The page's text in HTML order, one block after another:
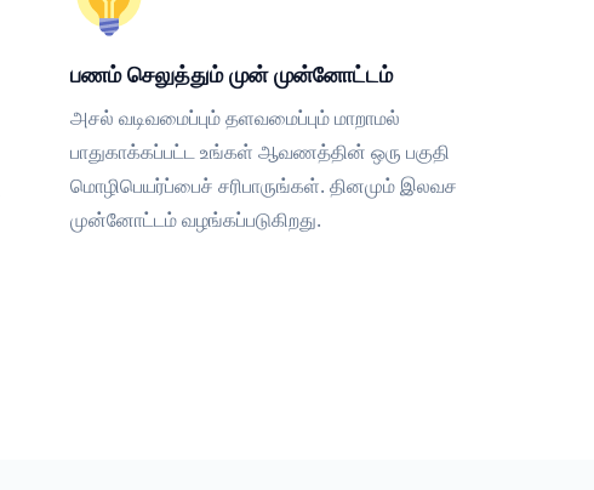
பணம் செலுத்தும் முன் முன்னோட்டம்
அசல் வடிவமைப்பும் தளவமைப்பும் மாறாமல்
பாதுகாக்கப்பட்ட உங்கள் ஆவணத்தின் ஒரு பகுதி
மொழிபெயர்ப்பைச் சரிபாருங்கள். தினமும் இலவச
முன்னோட்டம் வழங்கப்படுகிறது.